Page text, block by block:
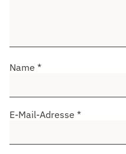
Name *
E-Mail-Adresse *